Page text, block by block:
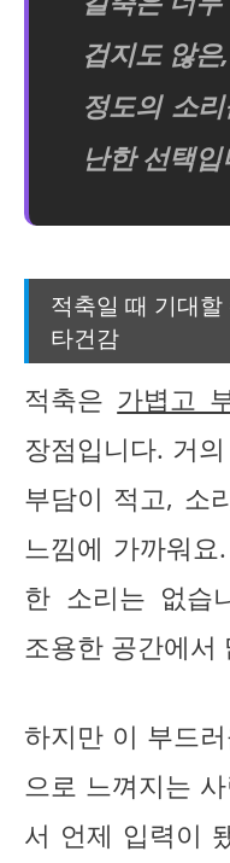
겁지도 않
정도의 소
난한 선택입
적축일 때 기대
타건감
적축은 가볍고
장점입니다. 거
부담이 적고, 소
느낌에 가까워요
한 소리는 없습
조용한 공간에서
하지만 이 부드
으로 느껴지는
서 언제 입력이